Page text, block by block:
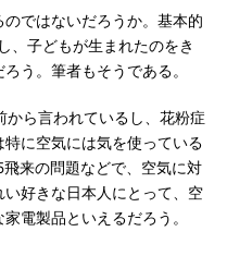
ではないだろうか。基本的
、子どもが生まれたのをき
う。筆者もそうである。
ら言われているし、花粉症
に空気には気を使っている
来の問題などで、空気に対
好きな日本人にとって、空
電製品といえるだろう。